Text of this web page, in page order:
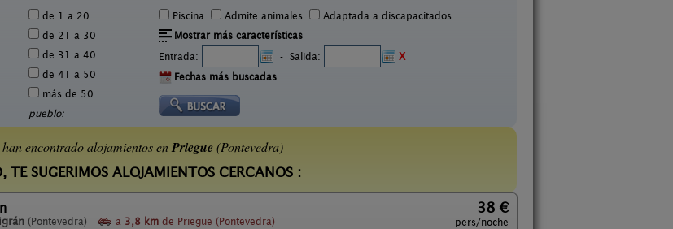
de 1 a 20
de 21 a 30
de 31 a 40
de 41 a 50
más de 50
pueblo:
Piscina Admite animales
Adaptada a discapacitados
Mostrar más características
Entrada:
- Salida:
X
Fechas más buscadas
han encontrado alojamientos enPriegue(Pontevedra)
TE SUGERIMOS ALOJAMIENTOS CERCANOS :
(Pontevedra) a 3,8 km de Priegue (Pontevedra)
38 €
pers/noche